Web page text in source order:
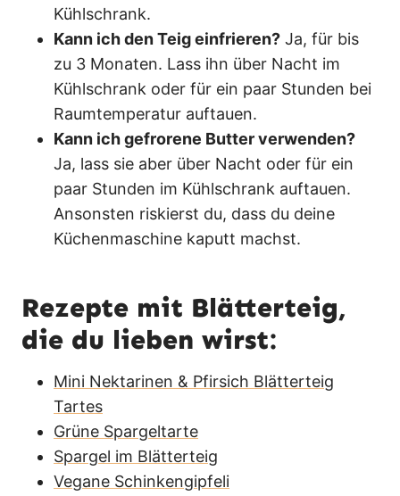
Kühlschrank.
Kann ich den Teig einfrieren? Ja, für bis
zu 3 Monaten. Lass ihn über Nacht im
Kühlschrank oder für ein paar Stunden bei
Raumtemperatur auftauen.
Kann ich gefrorene Butter verwenden?
Ja, lass sie aber über Nacht oder für ein
paar Stunden im Kühlschrank auftauen.
Ansonsten riskierst du, dass du deine
Küchenmaschine kaputt machst.
Rezepte mit Blätterteig,
die du lieben wirst:
Mini Nektarinen & Pfirsich Blätterteig
Tartes
Grüne Spargeltarte
Spargel im Blätterteig
Vegane Schinkengipfeli